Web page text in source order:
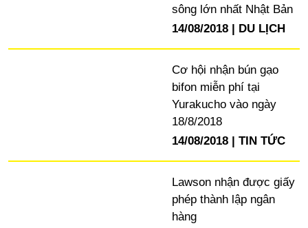
sông lớn nhất Nhật Bản
14/08/2018
DU LỊCH
Cơ hội nhận bún gạo
bifon miễn phí tại
Yurakucho vào ngày
18/8/2018
14/08/2018
TIN TỨC
Lawson nhận được giấy
phép thành lập ngân
hàng